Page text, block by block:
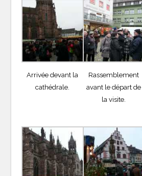
Arrivée devant la
cathédrale.
Rassemblement
avant le départ de
la visite.